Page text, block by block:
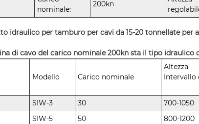
nominale:
200kn
idraulico per tamburo per cavi da 15-20 tonnellate per
di cavo del carico nominale 200kn sta il tipo idraulico
Modello Carico nominale
Altezza
SIW-3 30 700-1050
SIW-5 50 800-1200